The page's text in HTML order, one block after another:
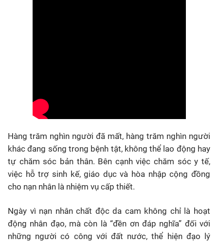
Hàng trăm nghìn người đã mất, hàng trăm nghìn người
khác đang sống trong bệnh tật, không thể lao động hay
tự chăm sóc bản thân. Bên cạnh việc chăm sóc y tế,
việc hỗ trợ sinh kế, giáo dục và hòa nhập cộng đồng
cho nạn nhân là nhiệm vụ cấp thiết.
Ngày vì nạn nhân chất độc da cam không chỉ là hoạt
động nhân đạo, mà còn là “đền ơn đáp nghĩa” đối với
những người có công với đất nước, thể hiện đạo lý